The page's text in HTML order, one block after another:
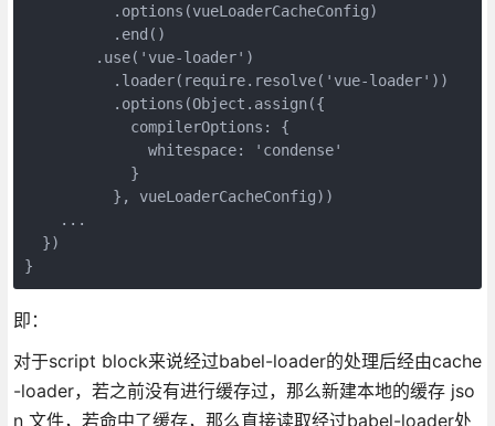
          .options(vueLoaderCacheConfig)
          .end()
        .use('vue-loader')
          .loader(require.resolve('vue-loader'))
          .options(Object.assign({
            compilerOptions: {
              whitespace: 'condense'
            }
          }, vueLoaderCacheConfig))
    ...
  })
}
即：
对于script block来说经过babel-loader的处理后经由cache
-loader，若之前没有进行缓存过，那么新建本地的缓存 jso
n 文件，若命中了缓存，那么直接读取经过babel-loader处